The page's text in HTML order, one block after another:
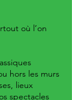
où l’on
hors les murs
lieux
spectacles